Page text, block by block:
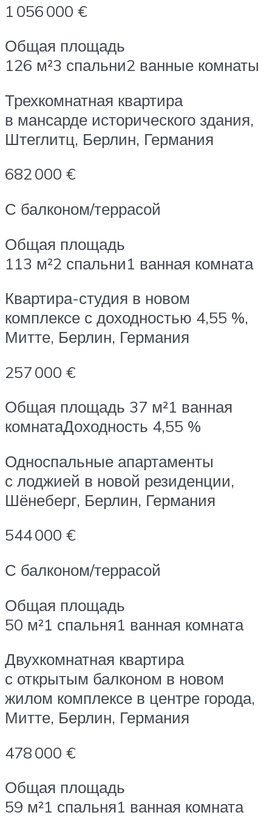
1 056 000 €
Общая площадь
126 м²3 спальни2 ванные комнаты
Трехкомнатная квартира
в мансарде исторического здания,
Штеглитц, Берлин, Германия
682 000 €
С балконом/террасой
Общая площадь
113 м²2 спальни1 ванная комната
Квартира-студия в новом
комплексе с доходностью 4,55 %,
Митте, Берлин, Германия
257 000 €
Общая площадь 37 м²1 ванная
комнатаДоходность 4,55 %
Односпальные апартаменты
с лоджией в новой резиденции,
Шёнеберг, Берлин, Германия
544 000 €
С балконом/террасой
Общая площадь
50 м²1 спальня1 ванная комната
Двухкомнатная квартира
с открытым балконом в новом
жилом комплексе в центре города,
Митте, Берлин, Германия
478 000 €
Общая площадь
59 м²1 спальня1 ванная комната